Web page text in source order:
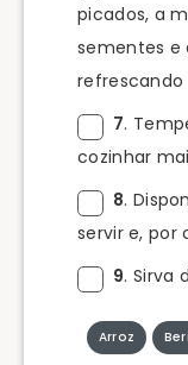
picados, a
sementes e
refrescando
7.
cozinhar
8.
servir e, por
9. Sirva
Arroz